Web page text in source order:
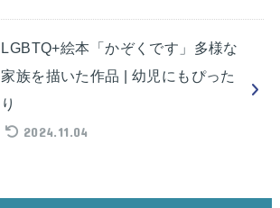
LGBTQ+絵本「かぞくです」多様な
家族を描いた作品 | 幼児にもぴった
り
2024.11.04